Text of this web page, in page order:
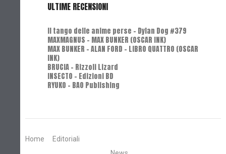
ULTIME RECENSIONI
Il tango delle anime perse - Dylan Dog #379
MAXMAGNUS – MAX BUNKER (OSCAR INK)
MAX BUNKER – ALAN FORD – LIBRO QUATTRO (OSCAR
INK)
BRUCIA - Rizzoli Lizard
INSECTO - Edizioni BD
RYUKO - BAO Publishing
Home
Editoriali